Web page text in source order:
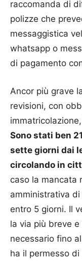
raccomanda di
polizze che
messaggistica
whatsapp o
di pagamento
Ancor più grave
revisioni, con
Sono stati ben
sette giorni dai
circolando in
caso la mancata
amministrativa di
entro 5 giorni. Il
la via più breve
necessario fino
ha il permesso